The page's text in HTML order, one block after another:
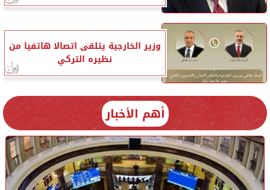
وزير الخارجية يتلقى اتصالا هاتفيا من
نظيره التركي
أهم الأخبار